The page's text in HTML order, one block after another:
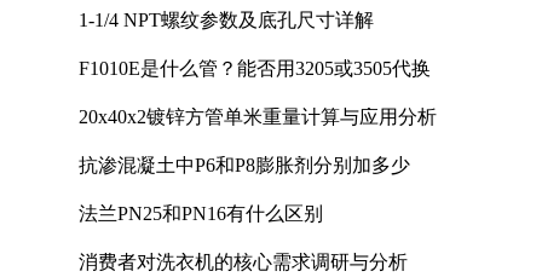
1-1/4 NPT螺纹参数及底孔尺寸详解
F1010E是什么管？能否用3205或3505代换
20x40x2镀锌方管单米重量计算与应用分析
抗渗混凝土中P6和P8膨胀剂分别加多少
法兰PN25和PN16有什么区别
消费者对洗衣机的核心需求调研与分析